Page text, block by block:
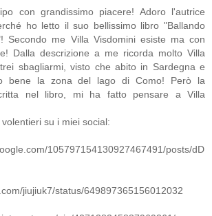
con grandissimo piacere! Adoro l'autrice
ho letto il suo bellissimo libro "Ballando
Secondo me Villa Visdomini esiste ma con
Dalla descrizione a me ricorda molto Villa
sbagliarmi, visto che abito in Sardegna e
bene la zona del lago di Como! Però la
nel libro, mi ha fatto pensare a Villa
su i miei social:
105797154130927467491/posts/dD
jiujiuk7/status/649897365156012032